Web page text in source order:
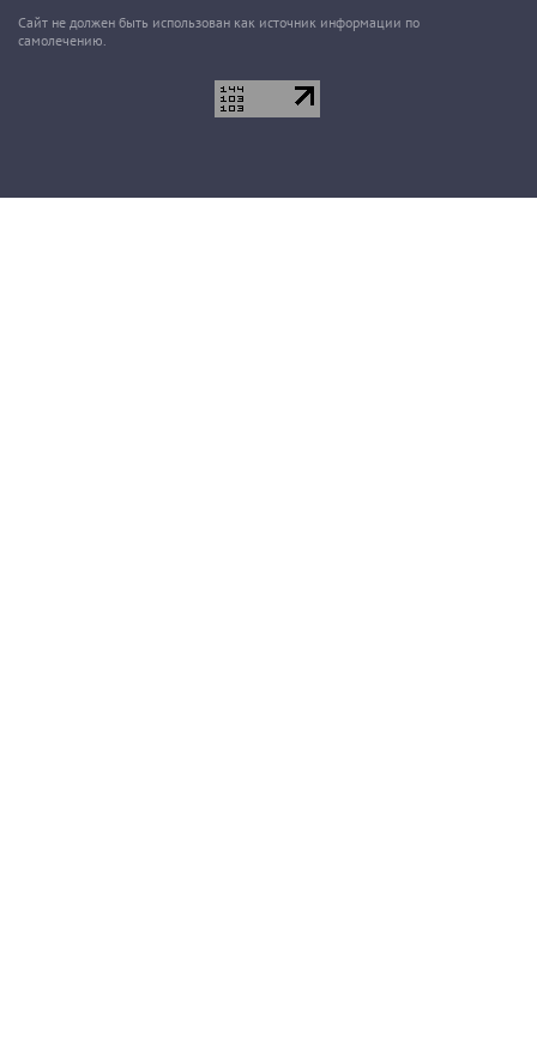
Сайт не должен быть использован как источник информации по
самолечению.